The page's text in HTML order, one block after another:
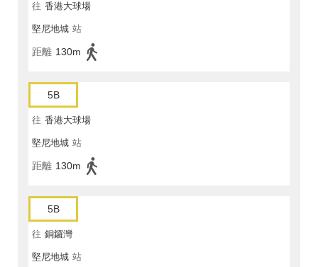
往 香港大球場
堅尼地城 站
距離 130m
5B
往 香港大球場
堅尼地城 站
距離 130m
5B
往 銅鑼灣
堅尼地城 站